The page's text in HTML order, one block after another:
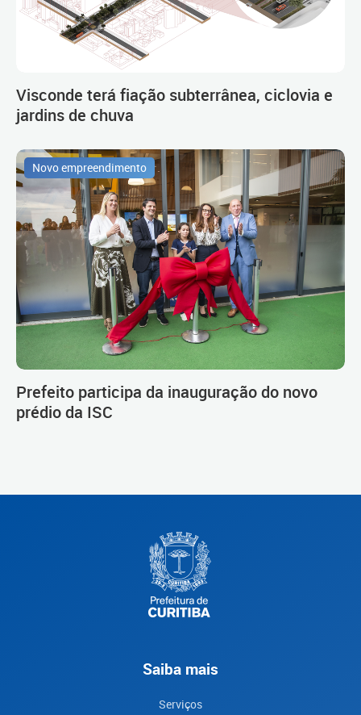
Visconde terá fiação subterrânea, ciclovia e
jardins de chuva
Novo empreendimento
Prefeito participa da inauguração do novo
prédio da ISC
Saiba mais
Serviços